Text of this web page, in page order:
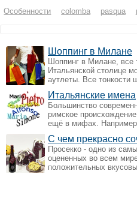
Особенности colomba pasqua
Шоппинг в Милане
Шоппинг в Милане, все
Итальянской столице
аутлеты. Все тонкости
Итальянские имена
Большинство
римское
ещё в мифах.
С чем прекрасно
Просекко - одно из
оцененных во всем
положительных